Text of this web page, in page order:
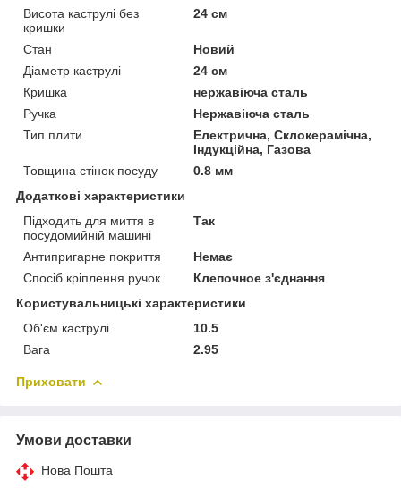
Висота каструлі без
кришки
24 см
Стан
Новий
Діаметр каструлі
24 см
Кришка
нержавіюча сталь
Ручка
Нержавіюча сталь
Тип плити
Електрична, Склокерамічна,
Індукційна, Газова
Товщина стінок посуду
0.8 мм
Додаткові характеристики
Підходить для миття в
посудомийній машині
Так
Антипригарне покриття
Немає
Спосіб кріплення ручок
Клепочное з'єднання
Користувальницькі характеристики
Об'єм каструлі
10.5
Вага
2.95
Приховати
Умови доставки
Нова Пошта